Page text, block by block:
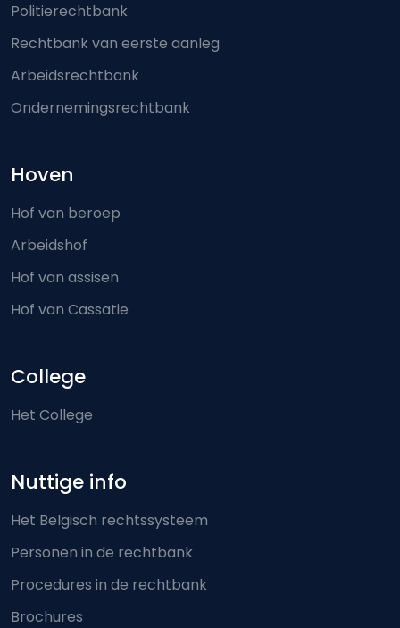
Politierechtbank
Rechtbank van eerste aanleg
Arbeidsrechtbank
Ondernemingsrechtbank
Hoven
Hof van beroep
Arbeidshof
Hof van assisen
Hof van Cassatie
College
Het College
Nuttige info
Het Belgisch rechtssysteem
Personen in de rechtbank
Procedures in de rechtbank
Brochures